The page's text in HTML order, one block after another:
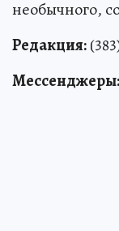
необычного,
Редакция:
Мессенджеры: